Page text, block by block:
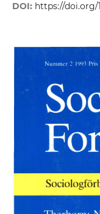
DOI: https://doi.org/